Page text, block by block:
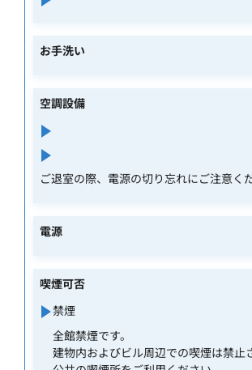
お手洗い
空調設備
ご退室の際、電源の切り忘れにご注意く
電源
喫煙可否
禁煙
全館禁煙です。
建物内およびビル周辺での喫煙は禁止